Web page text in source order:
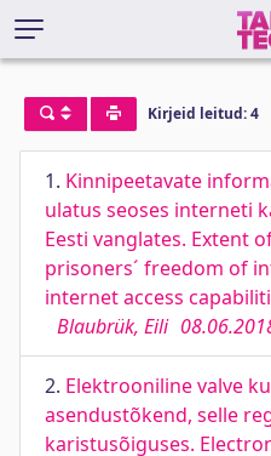
Kirjeid leitud: 4
1. Kinnipeetavate
ulatus seoses interneti
Eesti vanglates. Extent
prisoners´ freedom of
internet access
Blaubrük, Eili
2. Elektrooniline valve
asendustõkend, selle
karistusõiguses.